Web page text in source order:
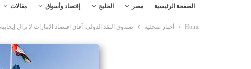
الصفحة الرئيسية مصر الخليج إقتصاد وأسواق مقالات
Home أخبار صحفية صندوق النقد الدولي: آفاق اقتصاد الإمارات لا تزال إيجابية